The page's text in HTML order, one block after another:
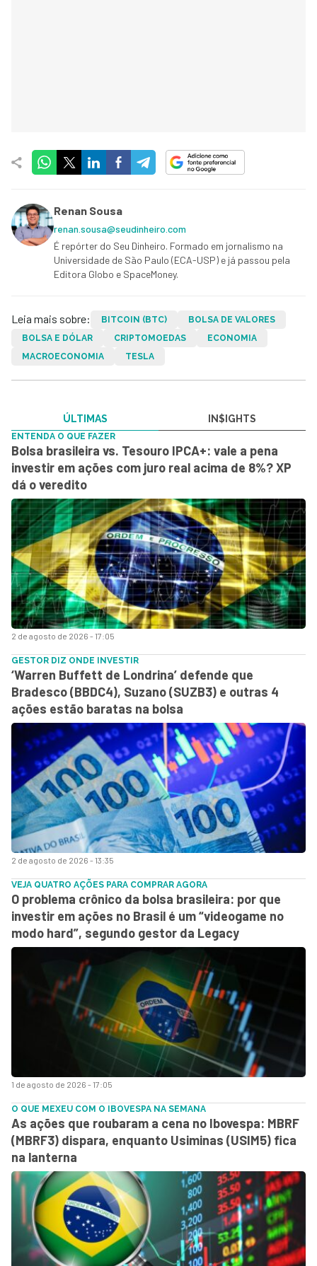
Renan Sousa
renan.sousa@seudinheiro.com
É repórter do Seu Dinheiro. Formado em jornalismo na
Universidade de São Paulo (ECA-USP) e já passou pela
Editora Globo e SpaceMoney.
Leia mais sobre: BITCOIN (BTC)
BOLSA DE VALORES
BOLSA E DÓLAR
CRIPTOMOEDAS
ECONOMIA
MACROECONOMIA
TESLA
ÚLTIMAS IN$IGHTS
2 de agosto de 2026 - 17:05
ENTENDA O QUE FAZER
Bolsa brasileira vs. Tesouro IPCA+: vale a pena
investir em ações com juro real acima de 8%? XP
dá o veredito
2 de agosto de 2026 - 13:35
GESTOR DIZ ONDE INVESTIR
‘Warren Buffett de Londrina’ defende que
Bradesco (BBDC4), Suzano (SUZB3) e outras 4
ações estão baratas na bolsa
1 de agosto de 2026 - 17:05
VEJA QUATRO AÇÕES PARA COMPRAR AGORA
O problema crônico da bolsa brasileira: por que
investir em ações no Brasil é um “videogame no
modo hard”, segundo gestor da Legacy
O QUE MEXEU COM O IBOVESPA NA SEMANA
As ações que roubaram a cena no Ibovespa: MBRF
(MBRF3) dispara, enquanto Usiminas (USIM5) fica
na lanterna